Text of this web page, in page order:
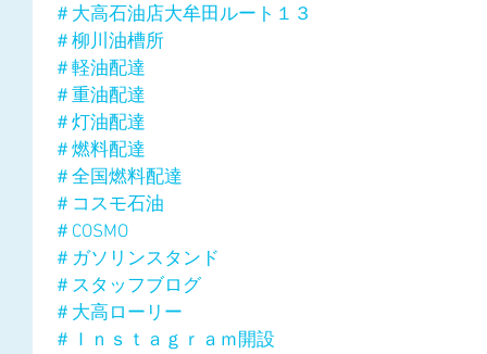
＃大高石油店大牟田ルート１３
＃柳川油槽所
＃軽油配達
＃重油配達
＃灯油配達
＃燃料配達
＃全国燃料配達
＃コスモ石油
＃COSMO
＃ガソリンスタンド
＃スタッフブログ
＃大高ローリー
＃Ｉｎｓｔａｇｒａｍ開設